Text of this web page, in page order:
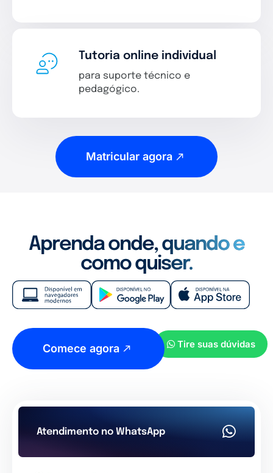
Tutoria online individual
para suporte técnico e
pedagógico.
Matricular agora
Aprenda onde, quando e
como quiser.
Comece agora Tire suas dúvidas
Atendimento no WhatsApp